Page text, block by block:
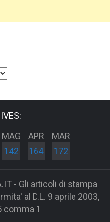
MAG
142
APR
164
MAR
172
- Gli articoli di stampa
al D.L. 9 aprile 2003,
comma 1